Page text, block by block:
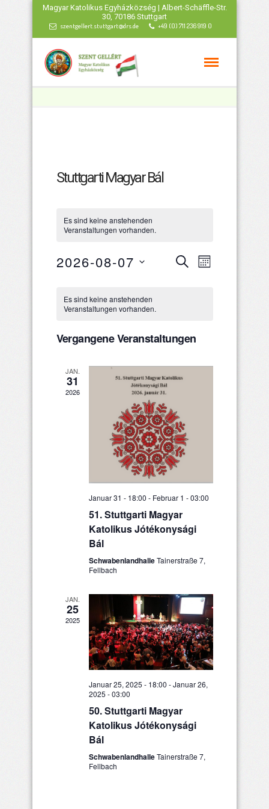
Magyar Katolikus Egyházközség | Albert-Schäffle-Str.
30, 70186 Stuttgart
szentgellert.stuttgart@drs.de +49 (0) 711 236 919 0
Stuttgarti Magyar Bál
Es sind keine anstehenden
Veranstaltungen vorhanden.
Suche
Monat
2026-08-07
Kalender
von
Veranstaltungen
Es sind keine anstehenden
Veranstaltungen vorhanden.
Vergangene Veranstaltungen
JAN.
31
2026
Januar 31 - 18:00 - Februar 1 - 03:00
51. Stuttgarti Magyar
Katolikus Jótékonysági
Bál
SchwabenlandhalleTainerstraße 7,
Fellbach
JAN.
25
2025
Januar 25, 2025 - 18:00 -Januar 26,
2025 - 03:00
50. Stuttgarti Magyar
Katolikus Jótékonysági
Bál
SchwabenlandhalleTainerstraße 7,
Fellbach